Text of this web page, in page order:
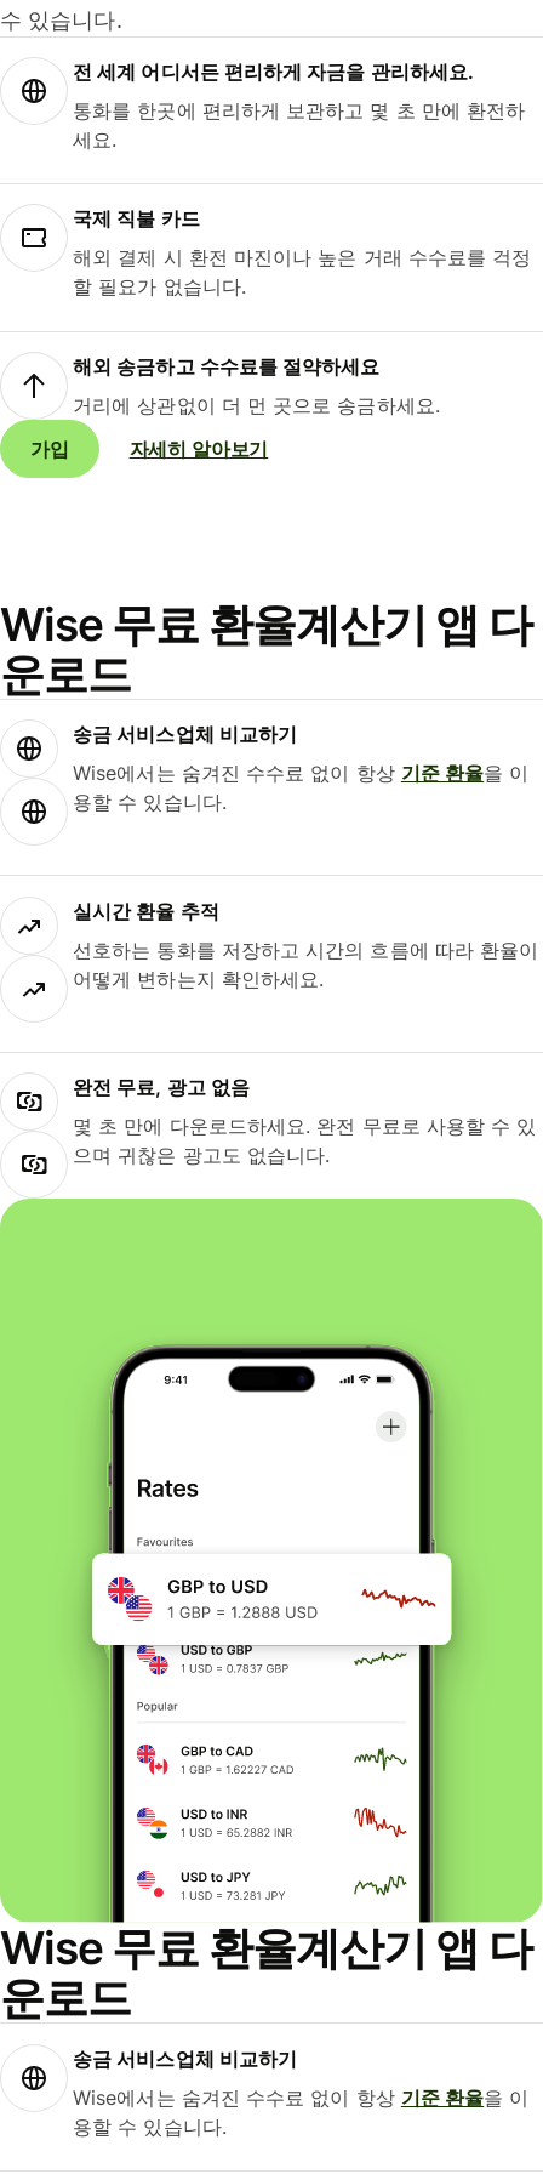
수 있습니다.
전 세계 어디서든 편리하게 자금을 관리하세요.
통화를 한곳에 편리하게 보관하고 몇 초 만에 환전하
세요.
국제 직불 카드
해외 결제 시 환전 마진이나 높은 거래 수수료를 걱정
할 필요가 없습니다.
해외 송금하고 수수료를 절약하세요
거리에 상관없이 더 먼 곳으로 송금하세요.
가입
자세히 알아보기
Wise 무료 환율계산기 앱 다
운로드
송금 서비스업체 비교하기
Wise에서는 숨겨진 수수료 없이 항상 기준 환율을 이
용할 수 있습니다.
실시간 환율 추적
선호하는 통화를 저장하고 시간의 흐름에 따라 환율이
어떻게 변하는지 확인하세요.
완전 무료, 광고 없음
몇 초 만에 다운로드하세요. 완전 무료로 사용할 수 있
으며 귀찮은 광고도 없습니다.
Wise 무료 환율계산기 앱 다
운로드
송금 서비스업체 비교하기
Wise에서는 숨겨진 수수료 없이 항상 기준 환율을 이
용할 수 있습니다.